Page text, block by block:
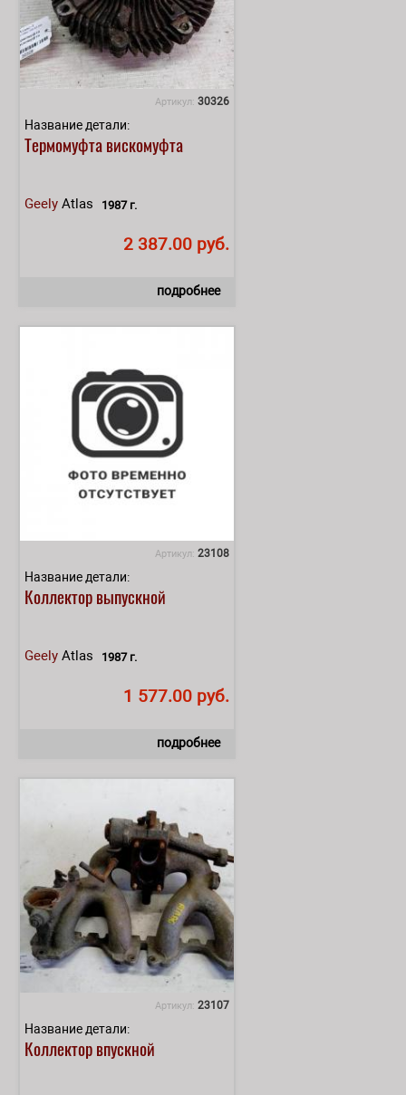
Артикул: 30326
Название детали:
Термомуфта вискомуфта
Geely Atlas 1987 г.
2 387.00 руб.
подробнее
Артикул: 23108
Название детали:
Коллектор выпускной
Geely Atlas 1987 г.
1 577.00 руб.
подробнее
Артикул: 23107
Название детали:
Коллектор впускной